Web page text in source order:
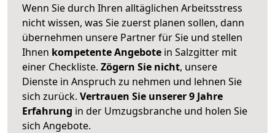
Wenn Sie durch Ihren alltäglichen Arbeitsstress
nicht wissen, was Sie zuerst planen sollen, dann
übernehmen unsere Partner für Sie und stellen
Ihnen kompetente Angebote in Salzgitter mit
einer Checkliste. Zögern Sie nicht, unsere
Dienste in Anspruch zu nehmen und lehnen Sie
sich zurück. Vertrauen Sie unserer 9 Jahre
Erfahrung in der Umzugsbranche und holen Sie
sich Angebote.